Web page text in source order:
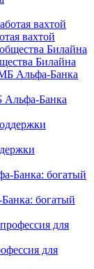
вахтой
Билайна
Банка
богатый
для